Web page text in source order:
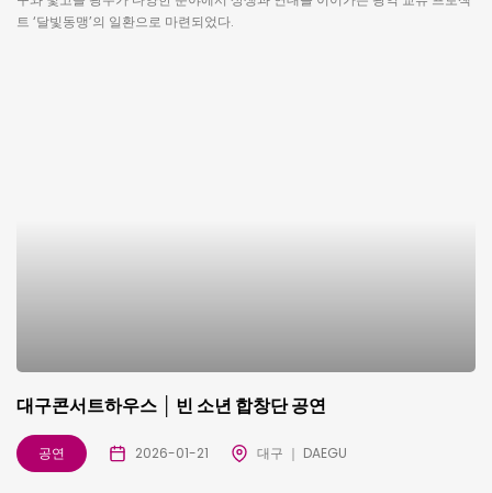
트 ‘달빛동맹’의 일환으로 마련되었다.
대구콘서트하우스 │ 빈 소년 합창단 공연
공연 2026-01-21 대구 ｜ DAEGU